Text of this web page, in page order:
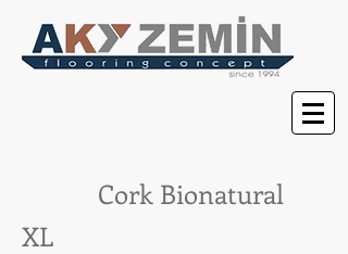
Cork Bionatural
XL